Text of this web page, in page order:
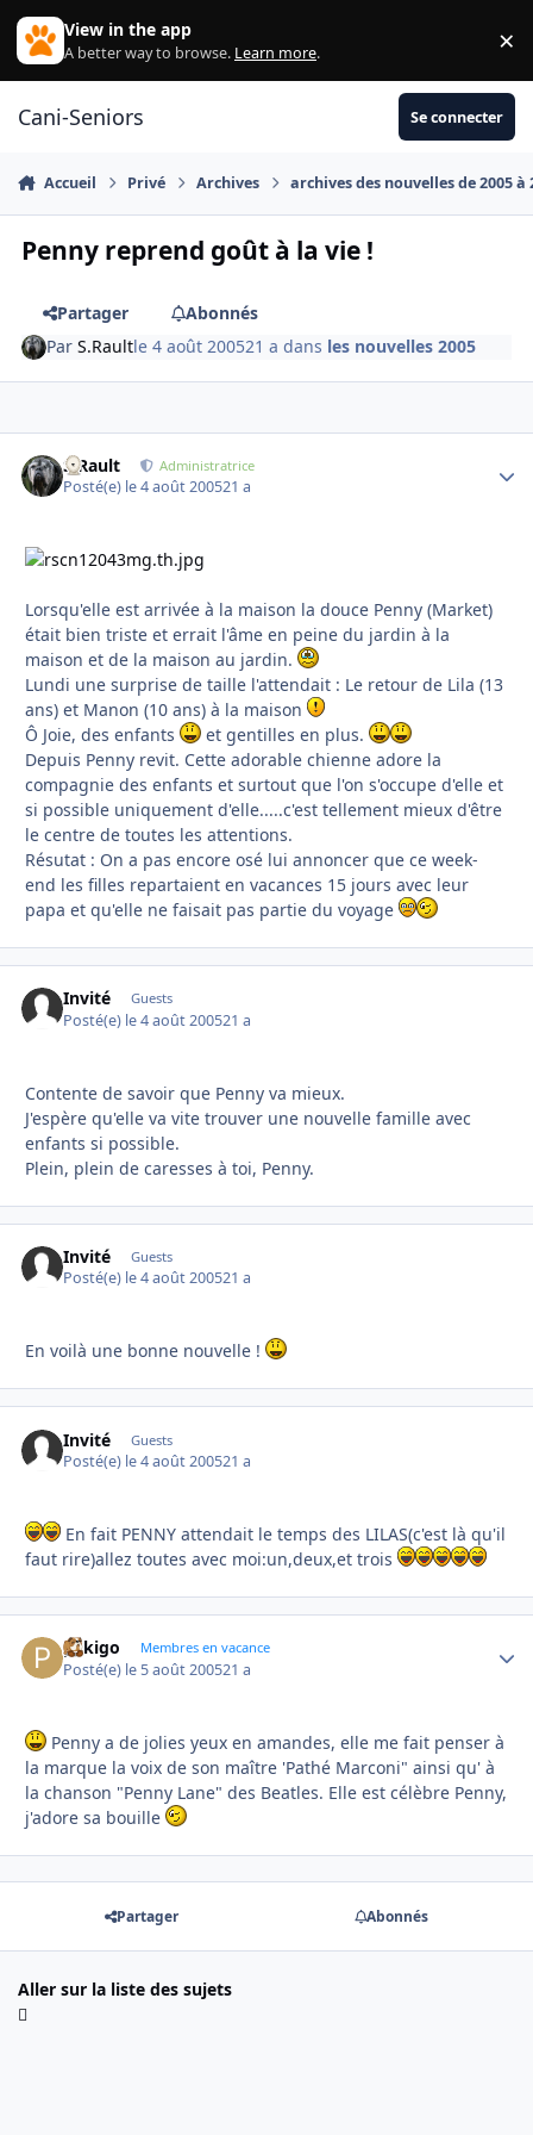
Aller au contenu
View in the app
A better way to browse. Learn more. ×
Cani-Seniors Se connecter
Accueil Privé Archives archives des nouvelles de 2005 à
Penny reprend goût à la vie !
Partager
Abonnés
ParS.Raultle 4 août 200521 a dans les nouvelles 2005
S.Rault Administratrice
Posté(e) le 4 août 200521 a
Lorsqu'elle est arrivée à la maison la douce Penny (Market)
était bien triste et errait l'âme en peine du jardin à la
maison et de la maison au jardin.
Lundi une surprise de taille l'attendait : Le retour de Lila (13
ans) et Manon (10 ans) à la maison
Ô Joie, des enfants
et gentilles en plus.
Depuis Penny revit. Cette adorable chienne adore la
compagnie des enfants et surtout que l'on s'occupe d'elle et
si possible uniquement d'elle.....c'est tellement mieux d'être
le centre de toutes les attentions.
Résutat : On a pas encore osé lui annoncer que ce week-
end les filles repartaient en vacances 15 jours avec leur
papa et qu'elle ne faisait pas partie du voyage
Invité Guests
Posté(e) le 4 août 200521 a
Contente de savoir que Penny va mieux.
J'espère qu'elle va vite trouver une nouvelle famille avec
enfants si possible.
Plein, plein de caresses à toi, Penny.
Invité Guests
Posté(e) le 4 août 200521 a
En voilà une bonne nouvelle !
Invité Guests
Posté(e) le 4 août 200521 a
En fait PENNY attendait le temps des LILAS(c'est là qu'il
faut rire)allez toutes avec moi:un,deux,et trois
pekigo Membres en vacance
Posté(e) le 5 août 200521 a
Penny a de jolies yeux en amandes, elle me fait penser à
la marque la voix de son maître 'Pathé Marconi" ainsi qu' à
la chanson "Penny Lane" des Beatles. Elle est célèbre Penny,
j'adore sa bouille
Partager Abonnés
Aller sur la liste des sujets